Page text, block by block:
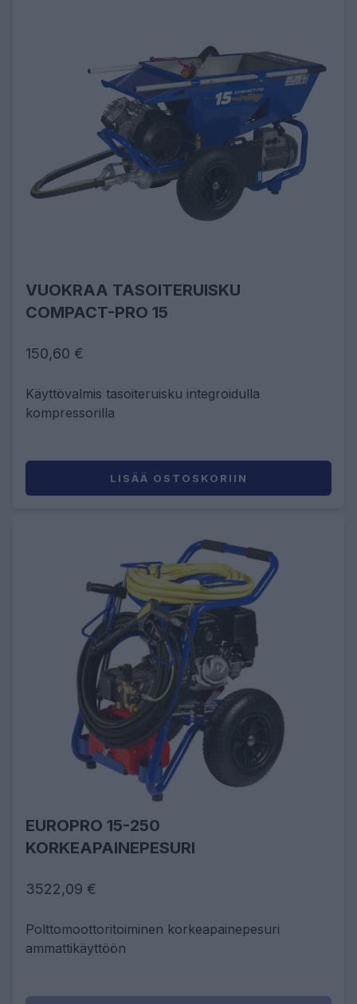
VUOKRAA TASOITERUISKU
COMPACT-PRO 15
150,60 €
Käyttövalmis tasoiteruisku integroidulla
kompressorilla
LISÄÄ OSTOSKORIIN
EUROPRO 15-250
KORKEAPAINEPESURI
3522,09 €
Polttomoottoritoiminen korkeapainepesuri
ammattikäyttöön